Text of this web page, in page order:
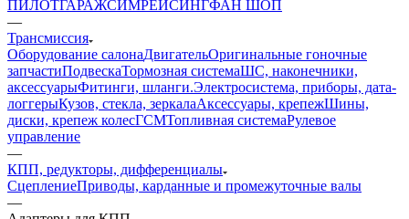
ПИЛОТГАРАЖСИМРЕЙСИНГФАН ШОП
—
Трансмиссия
Оборудование салонаДвигательОригинальные гоночные
запчастиПодвескаТормозная системаШС, наконечники,
аксессуарыФитинги, шланги.Электросистема, приборы, дата-
логгерыКузов, стекла, зеркалаАксессуары, крепежШины,
диски, крепеж колесГСМТопливная системаРулевое
управление
—
КПП, редукторы, дифференциалы
СцеплениеПриводы, карданные и промежуточные валы
—